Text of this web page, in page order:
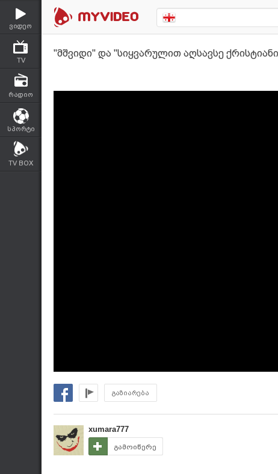
ვიდეო
TV
რადიო
სპორტი
TV BOX
''მშვიდი'' და ''სიყვარულით აღსავსე
გაზიარება
xumara777
გამოიწერე